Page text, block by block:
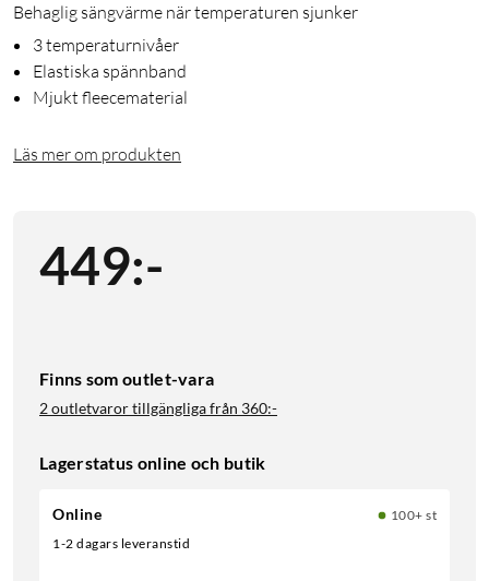
Behaglig sängvärme när temperaturen sjunker
3 temperaturnivåer
Elastiska spännband
Mjukt fleecematerial
Läs mer om produkten
449:-
Finns som outlet-vara
2 outletvaror tillgängliga från 360:-
Lagerstatus online och butik
Online
100+ st
1-2 dagars leveranstid